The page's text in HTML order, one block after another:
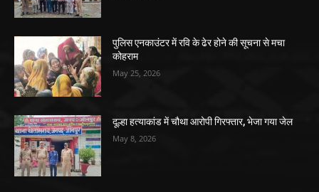
पुलिस एनकाउंटर में रवि के ढेर होने की सूचना से मचा
कोहराम
May 25, 2026
दूल्हा हत्याकांड में चौथा आरोपी गिरफ्तार, भेजा गया जेल
May 8, 2026